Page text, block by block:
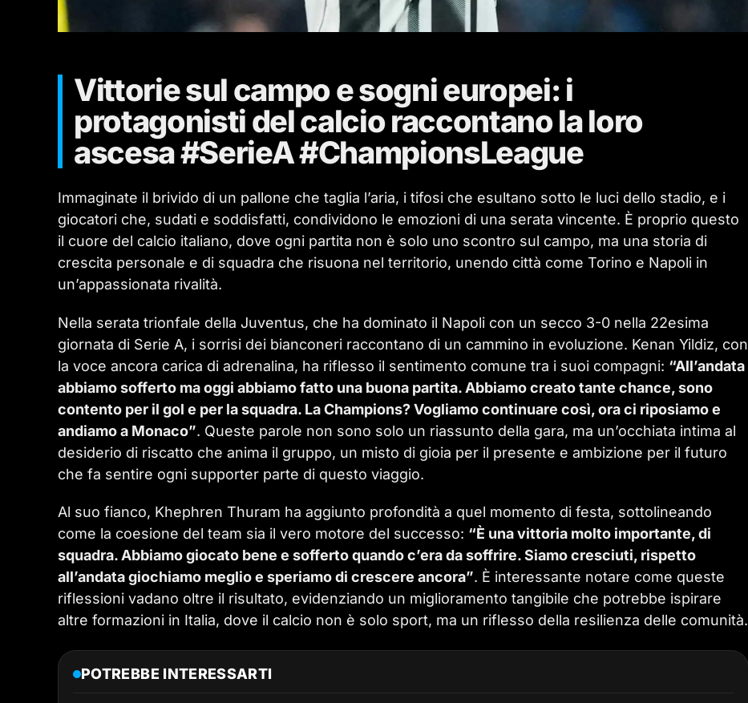
Vittorie sul campo e sogni europei: i
protagonisti del calcio raccontano la loro
ascesa #SerieA #ChampionsLeague
Immaginate il brivido di un pallone che taglia l’aria, i tifosi che esultano sotto le luci dello stadio, e i
giocatori che, sudati e soddisfatti, condividono le emozioni di una serata vincente. È proprio questo
il cuore del calcio italiano, dove ogni partita non è solo uno scontro sul campo, ma una storia di
crescita personale e di squadra che risuona nel territorio, unendo città come Torino e Napoli in
un’appassionata rivalità.
Nella serata trionfale della Juventus, che ha dominato il Napoli con un secco 3-0 nella 22esima
giornata di Serie A, i sorrisi dei bianconeri raccontano di un cammino in evoluzione. Kenan Yildiz, con
la voce ancora carica di adrenalina, ha riflesso il sentimento comune tra i suoi compagni: “All’andata
abbiamo sofferto ma oggi abbiamo fatto una buona partita. Abbiamo creato tante chance, sono
contento per il gol e per la squadra. La Champions? Vogliamo continuare così, ora ci riposiamo e
andiamo a Monaco”. Queste parole non sono solo un riassunto della gara, ma un’occhiata intima al
desiderio di riscatto che anima il gruppo, un misto di gioia per il presente e ambizione per il futuro
che fa sentire ogni supporter parte di questo viaggio.
Al suo fianco, Khephren Thuram ha aggiunto profondità a quel momento di festa, sottolineando
come la coesione del team sia il vero motore del successo: “È una vittoria molto importante, di
squadra. Abbiamo giocato bene e sofferto quando c’era da soffrire. Siamo cresciuti, rispetto
all’andata giochiamo meglio e speriamo di crescere ancora”. È interessante notare come queste
riflessioni vadano oltre il risultato, evidenziando un miglioramento tangibile che potrebbe ispirare
altre formazioni in Italia, dove il calcio non è solo sport, ma un riflesso della resilienza delle comunità.
POTREBBE INTERESSARTI